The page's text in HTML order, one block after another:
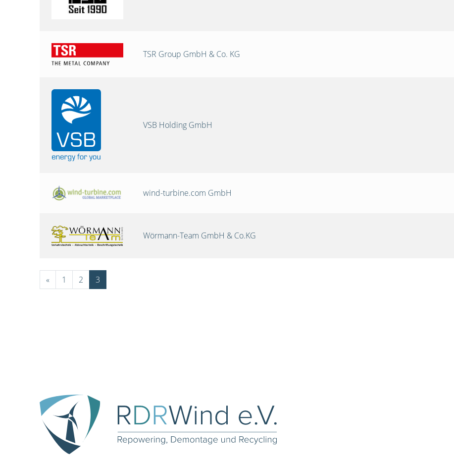
TSR Group GmbH & Co. KG
VSB Holding GmbH
wind-turbine.com GmbH
Wörmann-Team GmbH & Co.KG
« 1 2 3